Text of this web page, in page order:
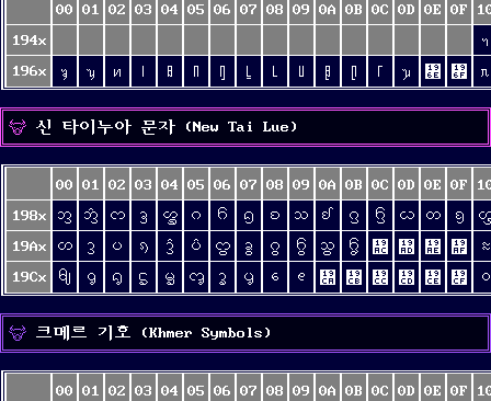
00 01 02 03 04 05 06 07 08 09 0A 0B 0C 0D 0E 0F
194x
ᥐ
196x
ᥠ ᥡ ᥢ ᥣ ᥤ ᥥ ᥦ ᥧ ᥨ ᥩ ᥪ ᥫ ᥬ ᥭ ᥮ ᥯ ᥰ
신 타이누아 문자 (New Tai Lue)
00 01 02 03 04 05 06 07 08 09 0A 0B 0C 0D 0E 0F
198x
ᦀ ᦁ ᦂ ᦃ ᦄ ᦅ ᦆ ᦇ ᦈ ᦉ ᦊ ᦋ ᦌ ᦍ ᦎ ᦏ
19Ax
ᦠ ᦡ ᦢ ᦣ ᦤ ᦥ ᦦ ᦧ ᦨ ᦩ ᦪ ᦫ ᦬ ᦭ ᦮ ᦯
ᦰ
19Cx
ᧀ ᧁ ᧂ ᧃ ᧄ ᧅ ᧆ ᧇ ᧈ ᧉ ᧊ ᧋ ᧌ ᧍ ᧎ ᧏ ᧐
크메르 기호 (Khmer Symbols)
00 01 02 03 04 05 06 07 08 09 0A 0B 0C 0D 0E 0F